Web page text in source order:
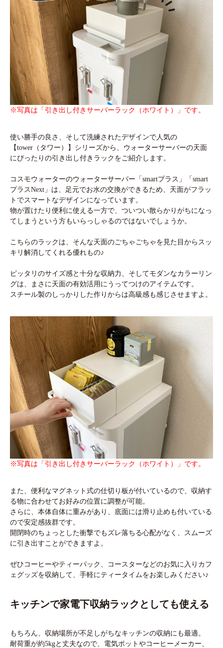
※写真は「引き出し付きサーバーラック（ホワイト）」です。
使い勝手の良さ、そして洗練されたデザインで人気の
【tower（タワー）】シリーズから、ウォーターサーバーの天面
にぴったりの引き出し付きラックをご紹介します。
コスモウォーターのウォーターサーバー「smartプラス」「smart
プラスNext」は、足元でお水の交換ができるため、天面がフラッ
トでスマートなデザインになっています。
物が置けたり便利に使える一方で、ついつい散らかりがちになっ
てしまうという方もいらっしゃるのではないでしょうか。
こちらのラックは、そんな天面のごちゃごちゃを見た目からスッ
キリ解消してくれる優れもの♪
ピッタリのサイズ感と十分な収納力、そしてモダンなカラーリン
グは、まさに天面の有効活用にうってつけのアイテムです。
スチール製のしっかりした作りからは高級感も感じさせますよ。
※写真は「引き出し付きサーバーラック（ホワイト）」です。
また、便利なマグネット式の仕切り板が付いているので、収納す
る物に合わせてお好みの位置に調整が可能。
さらに、本体自体に重みがあり、底面には滑り止めも付いている
ので安定感抜群です。
開閉時のちょっとした衝撃でもズレ落ちる心配がなく、スムーズ
に引き出すことができますよ。
ぜひコーヒーやティーパック、コースターなどのお気に入りカフ
ェグッズを収納して、手軽にティータイムをお楽しみください♪
キッチンで家電下収納ラックとしても使える
もちろん、収納場所が不足しがちなキッチンの収納にも最適。
耐荷重が約5kgと丈夫なので、電気ポットやコーヒーメーカー、